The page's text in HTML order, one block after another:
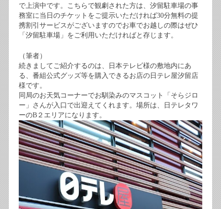
で上演中です。こちらで観劇された方は、汐留駐車場の事
務室に当日のチケットをご提示いただければ30分無料の提
携割引サービスがございますのでお車でお越しの際はぜひ
「汐留駐車場」をご利用いただければと存じます。
（筆者）
続きましてご紹介するのは、日本テレビ様の敷地内にあ
る、番組公式グッズ等を購入できるお店の日テレ屋汐留店
様です。
同局のお天気コーナーでお馴染みのマスコット「そらジロ
ー」さんが入口で出迎えてくれます。場所は、日テレタワ
ーのB２エリアになります。